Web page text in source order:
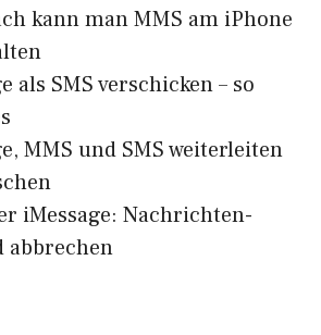
kann man MMS am iPhone
als SMS verschicken – so
MMS und SMS weiterleiten
iMessage: Nachrichten-
abbrechen